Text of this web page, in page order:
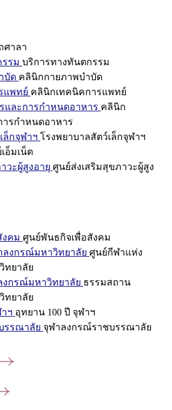
ศาลา
รม บริการทางทันตกรรม
บัด คลินิกกายภาพบำบัด
แพทย์ คลินิกเทคนิคการแพทย์
และการกำหนดอาหาร คลินิก
รกำหนดอาหาร
ล็กจุฬาฯ โรงพยาบาลสัตว์เล็กจุฬาฯ
อ็มเน็ต
วะผู้สูงอายุ ศูนย์ส่งเสริมสุขภาวะผู้สูง
คม ศูนย์พันธกิจเพื่อสังคม
ลงกรณ์มหาวิทยาลัย ศูนย์กีฬาแห่ง
ทยาลัย
งกรณ์มหาวิทยาลัย ธรรมสถาน
ทยาลัย
ฯ อุทยาน 100 ปี จุฬาฯ
รรณาลัย จุฬาลงกรณ์ราชบรรณาลัย